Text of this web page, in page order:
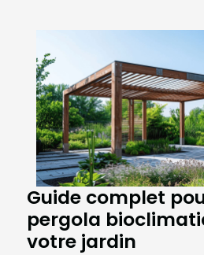
Guide complet
pergola
votre jardin